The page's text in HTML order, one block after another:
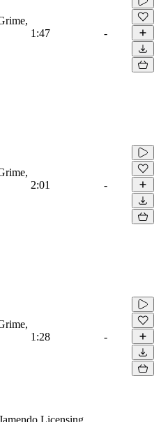
1:47 -
2:01 -
1:28 -
Jamendo Licensing